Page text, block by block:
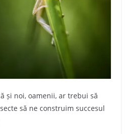
și noi, oamenii, ar trebui să
să ne construim succesul